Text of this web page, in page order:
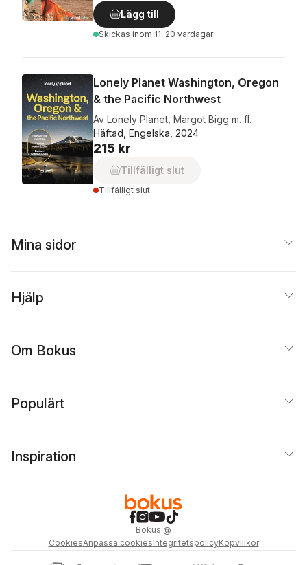
Lägg till
Skickas inom 11-20 vardagar
Lonely Planet Washington, Oregon
& the Pacific Northwest
Av Lonely Planet Margot Bigg m. fl.
Häftad, Engelska, 2024
215 kr
Tillfälligt slut
Tillfälligt slut
Mina sidor
Hjälp
Om Bokus
Populärt
Inspiration
Bokus @
CookiesAnpassa cookiesIntegritetspolicyKöpvillkor